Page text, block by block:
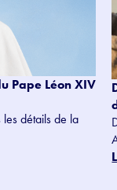
Pape Léon XIV
détails de la